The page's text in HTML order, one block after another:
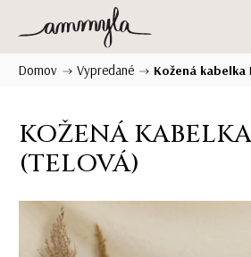
Domov / Vypredané / Kožená
KOŽENÁ
(TELOVÁ)